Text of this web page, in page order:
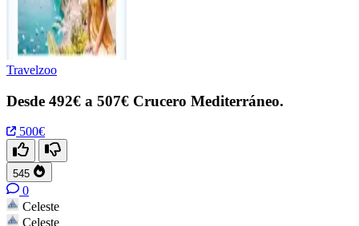
Travelzoo
Desde 492€ a 507€ Crucero Mediterráneo.
500€
545
0
Celeste
Celeste